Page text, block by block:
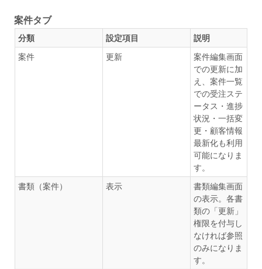
案件タブ
分類 設定項目
説明
案件
更新
案件編集画面
での更新に加
え、案件一覧
での受注ステ
ータス・進捗
状況・一括変
更・顧客情報
最新化も利用
可能になりま
す。
書類（案件）
表示
書類編集画面
の表示。各書
類の「更新」
権限を付与し
なければ参照
のみになりま
す。